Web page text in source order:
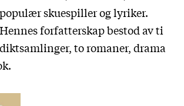
populær skuespiller og lyriker.
Hennes forfatterskap bestod av ti
diktsamlinger, to romaner, drama